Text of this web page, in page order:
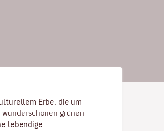
Erbe, die um
wunderschönen grünen
lebendige